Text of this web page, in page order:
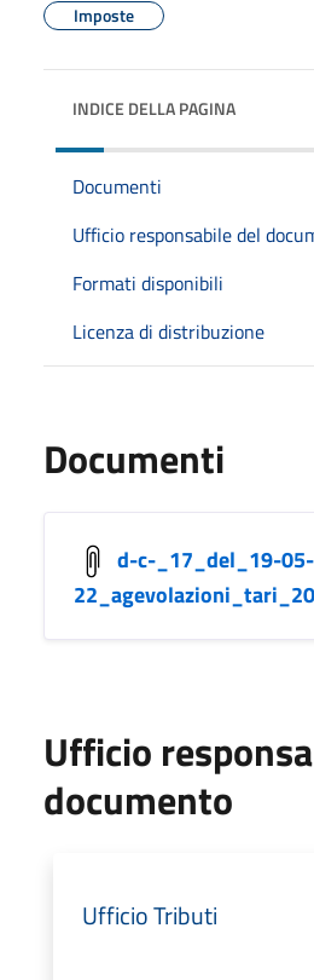
Imposte
INDICE DELLA PAGINA
Documenti
Ufficio responsabile del
Formati disponibili
Licenza di distribuzione
Documenti
d-c-_17_del_19-05-
Ufficio
documento
Ufficio Tributi